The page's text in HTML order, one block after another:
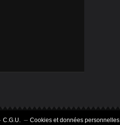
C.G.U. Cookies et données personnelles